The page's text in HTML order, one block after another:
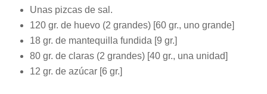
Unas pizcas de sal.
120 gr. de huevo (2 grandes) [60 gr., uno grande]
18 gr. de mantequilla fundida [9 gr.]
80 gr. de claras (2 grandes) [40 gr., una unidad]
12 gr. de azúcar [6 gr.]